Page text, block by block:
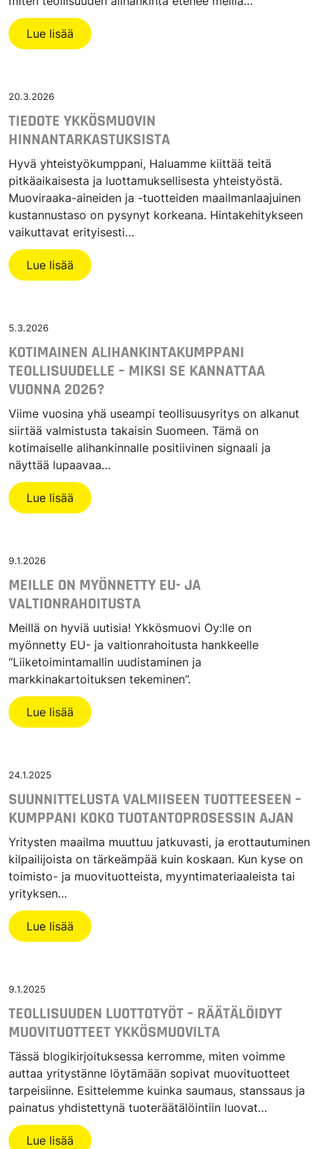
Lue lisää
20.3.2026
TIEDOTE YKKÖSMUOVIN
HINNANTARKASTUKSISTA
Hyvä yhteistyökumppani, Haluamme kiittää teitä
pitkäaikaisesta ja luottamuksellisesta yhteistyöstä.
Muoviraaka-aineiden ja -tuotteiden maailmanlaajuinen
kustannustaso on pysynyt korkeana. Hintakehitykseen
vaikuttavat erityisesti…
Lue lisää
5.3.2026
KOTIMAINEN ALIHANKINTAKUMPPANI
TEOLLISUUDELLE – MIKSI SE KANNATTAA
VUONNA 2026?
Viime vuosina yhä useampi teollisuusyritys on alkanut
siirtää valmistusta takaisin Suomeen. Tämä on
kotimaiselle alihankinnalle positiivinen signaali ja
näyttää lupaavaa…
Lue lisää
9.1.2026
MEILLE ON MYÖNNETTY EU- JA
VALTIONRAHOITUSTA
Meillä on hyviä uutisia! Ykkösmuovi Oy:lle on
myönnetty EU- ja valtionrahoitusta hankkeelle
“Liiketoimintamallin uudistaminen ja
markkinakartoituksen tekeminen”.
Lue lisää
24.1.2025
SUUNNITTELUSTA VALMIISEEN TUOTTEESEEN –
KUMPPANI KOKO TUOTANTOPROSESSIN AJAN
Yritysten maailma muuttuu jatkuvasti, ja erottautuminen
kilpailijoista on tärkeämpää kuin koskaan. Kun kyse on
toimisto- ja muovituotteista, myyntimateriaaleista tai
yrityksen…
Lue lisää
9.1.2025
TEOLLISUUDEN LUOTTOTYÖT – RÄÄTÄLÖIDYT
MUOVITUOTTEET YKKÖSMUOVILTA
Tässä blogikirjoituksessa kerromme, miten voimme
auttaa yritystänne löytämään sopivat muovituotteet
tarpeisiinne. Esittelemme kuinka saumaus, stanssaus ja
painatus yhdistettynä tuoteräätälöintiin luovat…
Lue lisää